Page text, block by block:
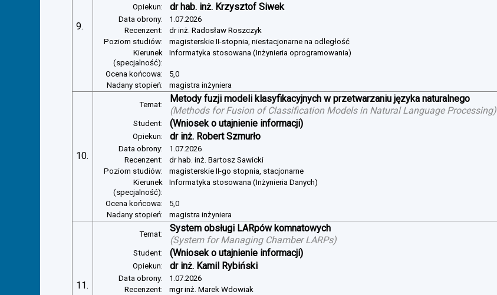
9.
Opiekun: dr hab. inż. Krzysztof Siwek
Data obrony:
1.07.2026
Recenzent:
dr inż. Radosław Roszczyk
Poziom studiów:
magisterskie II-stopnia, niestacjonarne na odległość
Kierunek
(specjalność):
Informatyka stosowana (Inżynieria oprogramowania)
Ocena końcowa:
5,0
Nadany stopień:
magistra inżyniera
10.
Temat:
Metody fuzji modeli klasyfikacyjnych w przetwarzaniu języka naturalnego
(Methods for Fusion of Classification Models in Natural Language Processing)
Student: (Wniosek o utajnienie informacji)
Opiekun: dr inż. Robert Szmurło
Data obrony:
1.07.2026
Recenzent:
dr hab. inż. Bartosz Sawicki
Poziom studiów:
magisterskie II-go stopnia, stacjonarne
Kierunek
(specjalność):
Informatyka stosowana (Inżynieria Danych)
Ocena końcowa:
5,0
Nadany stopień:
magistra inżyniera
11.
Temat:
System obsługi LARpów komnatowych
(System for Managing Chamber LARPs)
Student: (Wniosek o utajnienie informacji)
Opiekun: dr inż. Kamil Rybiński
Data obrony:
1.07.2026
Recenzent:
mgr inż. Marek Wdowiak